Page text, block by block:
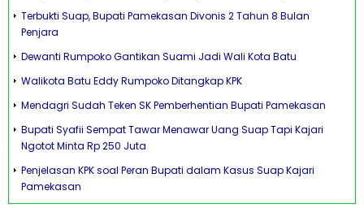
Terbukti Suap, Bupati Pamekasan Divonis 2 Tahun 8 Bulan
Penjara
Dewanti Rumpoko Gantikan Suami Jadi Wali Kota Batu
Walikota Batu Eddy Rumpoko Ditangkap KPK
Mendagri Sudah Teken SK Pemberhentian Bupati Pamekasan
Bupati Syafii Sempat Tawar Menawar Uang Suap Tapi Kajari
Ngotot Minta Rp 250 Juta
Penjelasan KPK soal Peran Bupati dalam Kasus Suap Kajari
Pamekasan